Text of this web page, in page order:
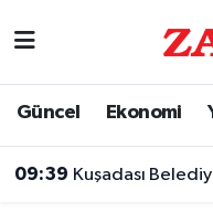
Güncel Ekonomi
09:39 Kuşadası
Nöbetçi